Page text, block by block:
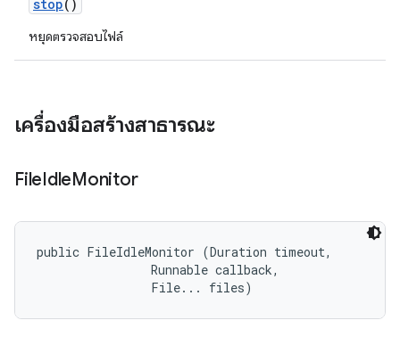
stop()
หยุดตรวจสอบไฟล์
เครื่องมือสร้างสาธารณะ
FileIdleMonitor
public FileIdleMonitor (Duration timeout,
                Runnable callback,
                File... files)